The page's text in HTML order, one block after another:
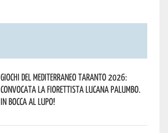
Giochi del Mediterraneo Taranto 2026:
convocata la fiorettista lucana Palumbo.
In bocca al lupo!